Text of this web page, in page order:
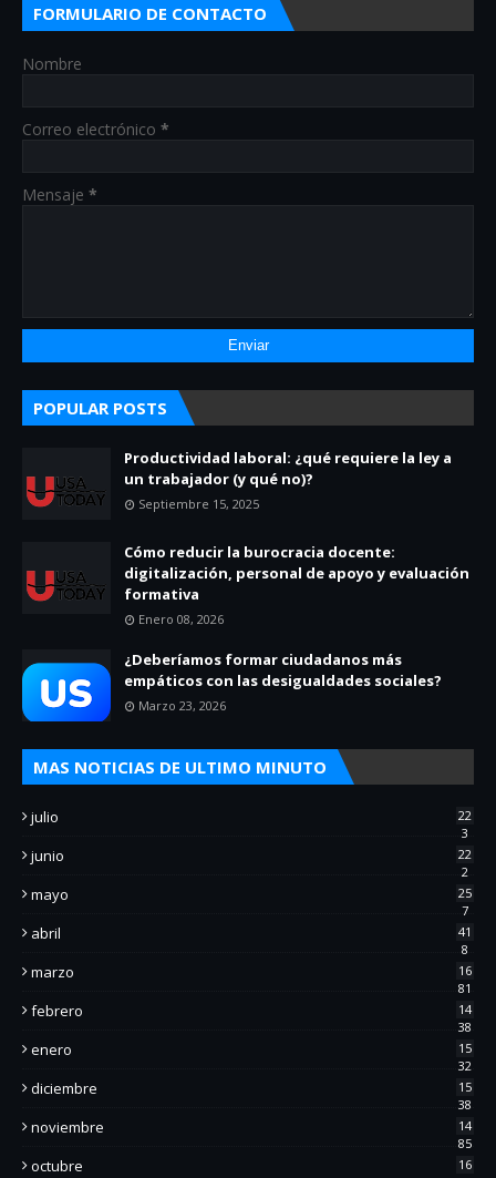
FORMULARIO DE CONTACTO
Nombre
Correo electrónico *
Mensaje *
POPULAR POSTS
Productividad laboral: ¿qué requiere la ley a
un trabajador (y qué no)?
Septiembre 15, 2025
Cómo reducir la burocracia docente:
digitalización, personal de apoyo y evaluación
formativa
Enero 08, 2026
¿Deberíamos formar ciudadanos más
empáticos con las desigualdades sociales?
Marzo 23, 2026
MAS NOTICIAS DE ULTIMO MINUTO
julio
22
3
junio
22
2
mayo
25
7
abril
41
8
marzo
16
81
febrero
14
38
enero
15
32
diciembre
15
38
noviembre
14
85
octubre
16